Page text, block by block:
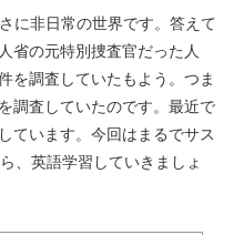
に非日常の世界です。答えて
省の元特別捜査官だった人
を調査していたもよう。つま
調査していたのです。最近で
ています。今回はまるでサス
、英語学習していきましょ